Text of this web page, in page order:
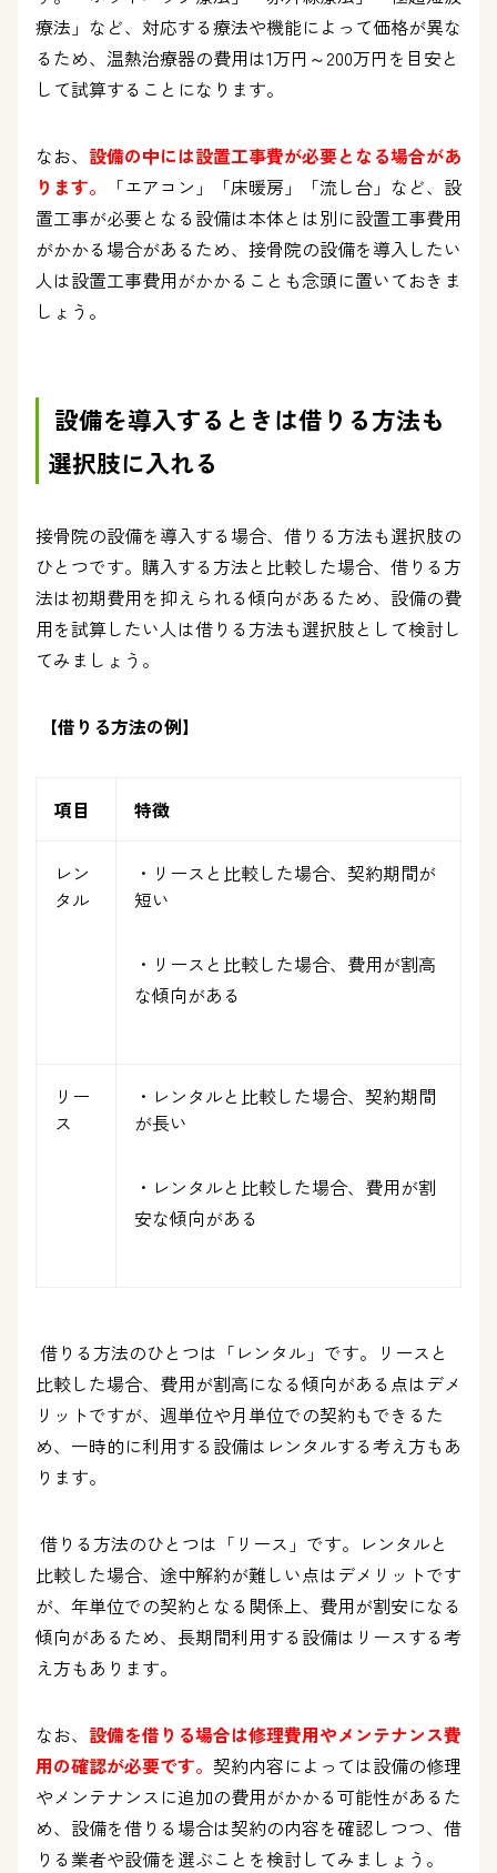
療法」など、対応する療法や機能によって価格が異な
るため、温熱治療器の費用は1万円～200万円を目安と
して試算することになります。
なお、 設備の中には設置工事費が必要となる場合があ
ります。
「エアコン」「床暖房」「流し台」など、設
置工事が必要となる設備は本体とは別に設置工事費用
がかかる場合があるため、接骨院の設備を導入したい
人は設置工事費用がかかることも念頭に置いておきま
しょう。
設備を導入するときは借りる方法も
選択肢に入れる
接骨院の設備を導入する場合、借りる方法も選択肢の
ひとつです。購入する方法と比較した場合、借りる方
法は初期費用を抑えられる傾向があるため、設備の費
用を試算したい人は借りる方法も選択肢として検討し
てみましょう。
【借りる方法の例】
項目 特徴
レン
タル
・リースと比較した場合、契約期間が
短い
・リースと比較した場合、費用が割高
な傾向がある
リー
ス
・レンタルと比較した場合、契約期間
が長い
・レンタルと比較した場合、費用が割
安な傾向がある
借りる方法のひとつは「レンタル」です。リースと
比較した場合、費用が割高になる傾向がある点はデメ
リットですが、週単位や月単位での契約もできるた
め、一時的に利用する設備はレンタルする考え方もあ
ります。
借りる方法のひとつは「リース」です。レンタルと
比較した場合、途中解約が難しい点はデメリットです
が、年単位での契約となる関係上、費用が割安になる
傾向があるため、長期間利用する設備はリースする考
え方もあります。
なお、 設備を借りる場合は修理費用やメンテナンス費
用の確認が必要です。 契約内容によっては設備の修理
やメンテナンスに追加の費用がかかる可能性があるた
め、設備を借りる場合は契約の内容を確認しつつ、借
りる業者や設備を選ぶことを検討してみましょう。